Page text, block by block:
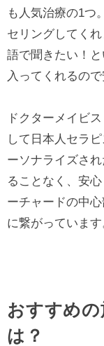
も人気治療の1つ
セリングしてく
語で聞きたい！
入ってくれるので
ドクターメイビ
して日本人セラ
ーソナライズさ
ることなく、安
ーチャードの中
に繋がっています
おすすめの
は？